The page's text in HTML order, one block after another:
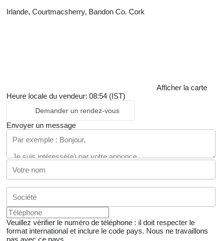
Irlande, Courtmacsherry, Bandon Co. Cork
Afficher la carte
Heure locale du vendeur: 08:54 (IST)
Demander un rendez-vous
Envoyer un message
Veuillez vérifier le numéro de téléphone : il doit respecter le
format international et inclure le code pays. Nous ne travaillons